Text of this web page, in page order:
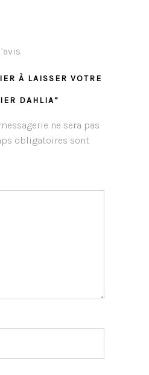
À LAISSER VOTRE
DAHLIA”
ne sera pas
obligatoires sont